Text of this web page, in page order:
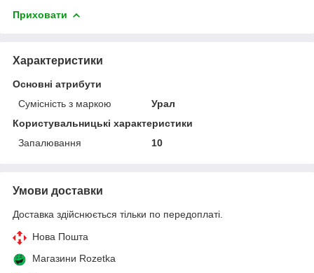
Приховати
Характеристики
Основні атрибути
Сумісність з маркою
Урал
Користувальницькі характеристики
Запалювання
10
Умови доставки
Доставка здійснюється тільки по передоплаті.
Нова Пошта
Магазини Rozetka